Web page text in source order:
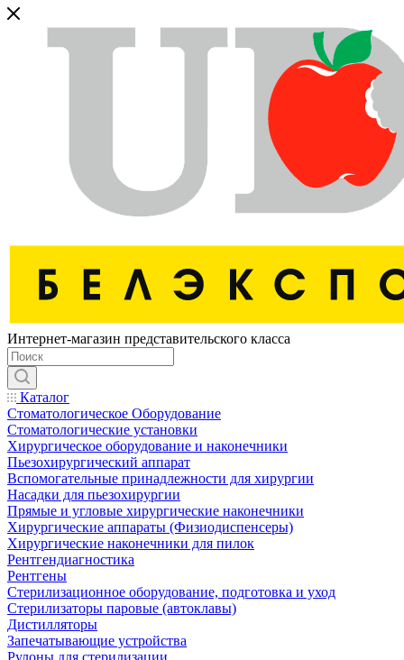
Интернет-магазин представительского класса
Каталог
Стоматологическое Оборудование
Стоматологические установки
Хирургическое оборудование и наконечники
Пьезохирургический аппарат
Вспомогательные принадлежности для хирургии
Насадки для пьезохирургии
Прямые и угловые хирургические наконечники
Хирургические аппараты (Физиодиспенсеры)
Хирургические наконечники для пилок
Рентгендиагностика
Рентгены
Стерилизационное оборудование, подготовка и уход
Стерилизаторы паровые (автоклавы)
Дистилляторы
Запечатывающие устройства
Рулоны для стерилизации